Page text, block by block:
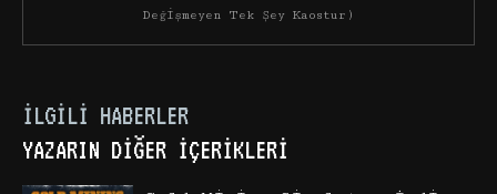
Değişmeyen Tek Şey Kaostur)
İLGILI HABERLER
YAZARIN DIĞER İÇERIKLERI